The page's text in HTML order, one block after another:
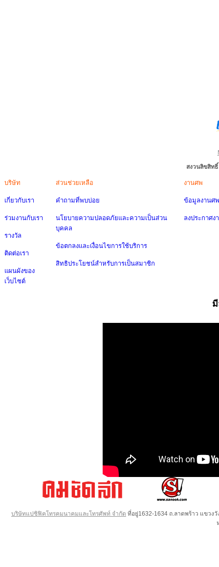
สงวนลิขสิท
บริษัท
เกี่ยวกับเรา
ร่วมงานกับเรา
รางวัล
ติดต่อเรา
แผนผังของ
เว็บไซต์
ส่วนช่วยเหลือ
คำถามที่พบบ่อย
นโยบายความปลอดภัยและความเป็นส่วน
บุคคล
ข้อตกลงและเงื่อนไขการใช้บริการ
สิทธิประโยชน์สำหรับการเป็นสมาชิก
งานศพ
ข้อมูลงานศพ
ลงประกาศง
บริษัทแปซิฟิคโทรคมนาคมและโทรศัพท์ จำกัด ที่อยู่1632-1634 ถ.ลาดพร้าว แขวง